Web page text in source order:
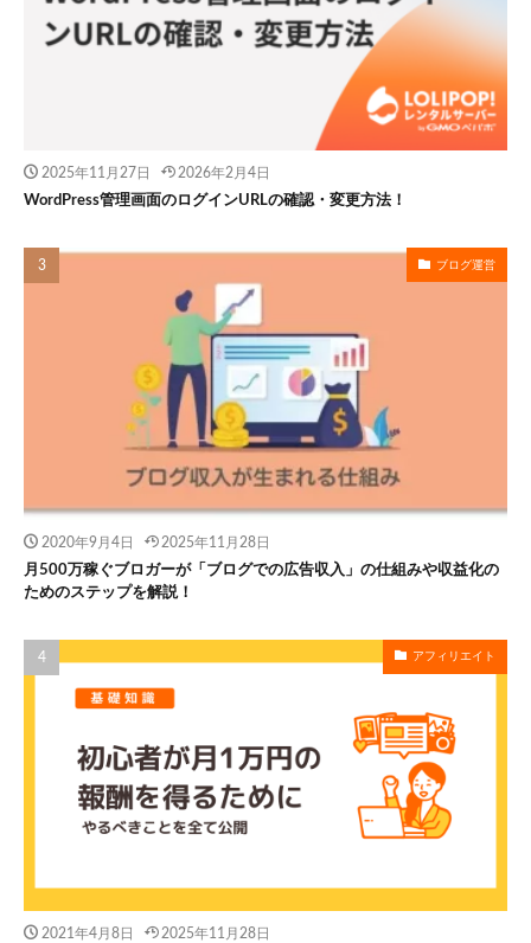
2025年11月27日 2026年2月4日
WordPress管理画面のログインURLの確認・変更方法！
ブログ運営
2020年9月4日 2025年11月28日
月500万稼ぐブロガーが「ブログでの広告収入」の仕組みや収益化の
ためのステップを解説！
アフィリエイト
2021年4月8日 2025年11月28日